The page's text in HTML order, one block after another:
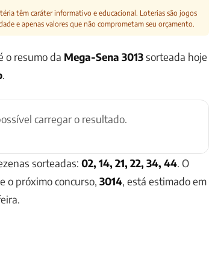
têm caráter informativo e educacional. Loterias são jogos
e apenas valores que não comprometam seu orçamento.
o resumo da Mega-Sena 3013sorteada hoje
.
carregar o resultado.
sorteadas: 02, 14, 21, 22, 34, 44. O
o próximo concurso, 3014, está estimado em